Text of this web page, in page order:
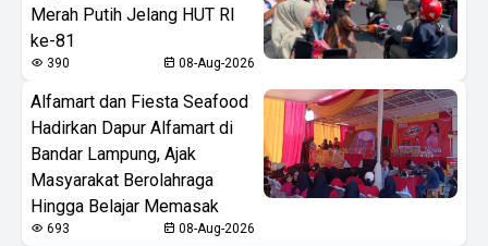
Merah Putih Jelang HUT RI
ke-81
390 08-Aug-2026
Alfamart dan Fiesta Seafood
Hadirkan Dapur Alfamart di
Bandar Lampung, Ajak
Masyarakat Berolahraga
Hingga Belajar Memasak
693 08-Aug-2026